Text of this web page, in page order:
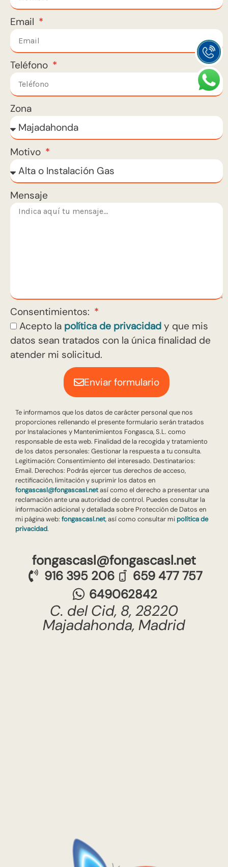
Email
Teléfono
Zona
Motivo
Mensaje
Consentimientos:
Acepto la política de privacidad y que mis
datos sean tratados con la única finalidad de
atender mi solicitud.
Enviar formulario
Te informamos que los datos de carácter personal que nos
proporciones rellenando el presente formulario serán tratados
por Instalaciones y Mantenimientos Fongasca, S.L. como
responsable de esta web. Finalidad de la recogida y tratamiento
de los datos personales: Gestionar la respuesta a tu consulta.
Legitimación: Consentimiento del interesado. Destinatarios:
Email. Derechos: Podrás ejercer tus derechos de acceso,
rectificación, limitación y suprimir los datos en
fongascasl@fongascasl.netasí como el derecho a presentar una
reclamación ante una autoridad de control. Puedes consultar la
información adicional y detallada sobre Protección de Datos en
mi página web: fongascasl.net, así como consultar mi política de
privacidad.
fongascasl@fongascasl.net
916 395 206
659 477 757
649062842
C. del Cid, 8, 28220
Majadahonda, Madrid